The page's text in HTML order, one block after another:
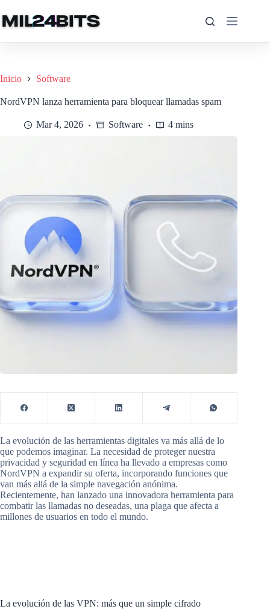
al
contenido
Inicio Software
NordVPN lanza herramienta para bloquear llamadas spam
Mar 4, 2026 Software 4 mins
La evolución de las herramientas digitales va más allá de lo
que podemos imaginar. La necesidad de proteger nuestra
privacidad y seguridad en línea ha llevado a empresas como
NordVPN a expandir su oferta, incorporando funciones que
van más allá de la simple navegación anónima.
Recientemente, han lanzado una innovadora herramienta para
combatir las llamadas no deseadas, una plaga que afecta a
millones de usuarios en todo el mundo.
La evolución de las VPN: más que un simple cifrado